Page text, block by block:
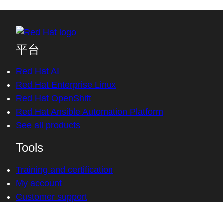
平台
Red Hat AI
Red Hat Enterprise Linux
Red Hat OpenShift
Red Hat Ansible Automation Platform
See all products
Tools
Training and certification
My account
Customer support